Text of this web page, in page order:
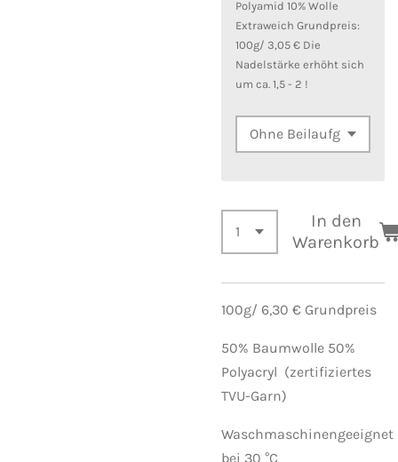
Polyamid 10% Wolle
Extraweich Grundpreis:
100g/ 3,05 € Die
Nadelstärke erhöht sich
um ca. 1,5 - 2 !
In den
Warenkorb
100g/ 6,30 € Grundpreis
50% Baumwolle 50%
Polyacryl (zertifiziertes
TVU-Garn)
Waschmaschinengeeignet
bei 30 °C